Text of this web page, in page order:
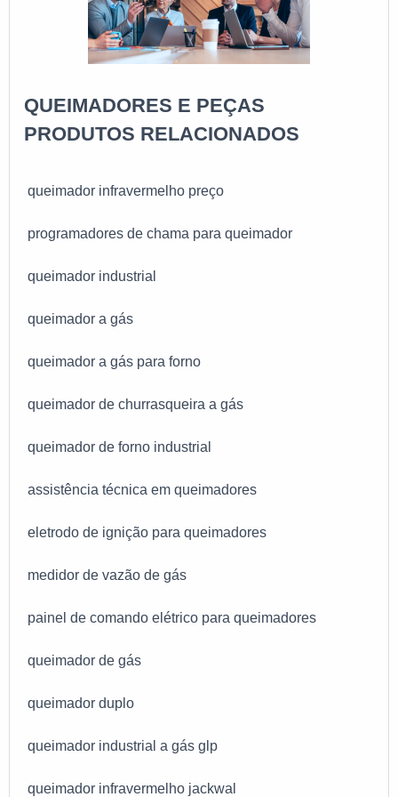
QUEIMADORES E PEÇAS
PRODUTOS RELACIONADOS
queimador infravermelho preço
programadores de chama para queimador
queimador industrial
queimador a gás
queimador a gás para forno
queimador de churrasqueira a gás
queimador de forno industrial
assistência técnica em queimadores
eletrodo de ignição para queimadores
medidor de vazão de gás
painel de comando elétrico para queimadores
queimador de gás
queimador duplo
queimador industrial a gás glp
queimador infravermelho jackwal